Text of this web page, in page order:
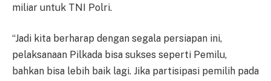
miliar untuk TNI Polri.
“Jadi kita berharap dengan segala persiapan ini,
pelaksanaan Pilkada bisa sukses seperti Pemilu,
bahkan bisa lebih baik lagi. Jika partisipasi pemilih pada